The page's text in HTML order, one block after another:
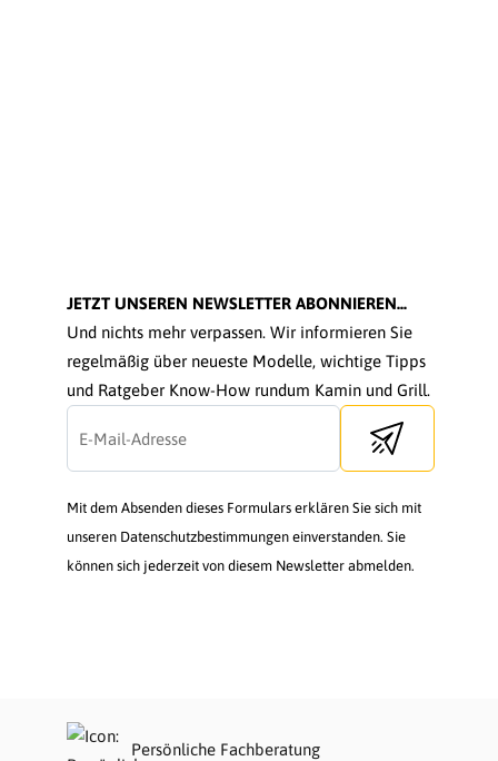
JETZT UNSEREN NEWSLETTER ABONNIEREN...
Und nichts mehr verpassen. Wir informieren Sie
regelmäßig über neueste Modelle, wichtige Tipps
und Ratgeber Know-How rundum Kamin und Grill.
Send newsletter
Mit dem Absenden dieses Formulars erklären Sie sich mit
unseren Datenschutzbestimmungen einverstanden. Sie
können sich jederzeit von diesem Newsletter abmelden.
Persönliche Fachberatung